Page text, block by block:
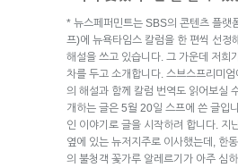
* 뉴스페퍼민트는 SBS의 콘텐츠 플랫
프)에 뉴욕타임스 칼럼을 한 편씩 선정
해설을 쓰고 있습니다. 그 가운데 저희
차를 두고 소개합니다. 스브스프리미
의 해설과 함께 칼럼 번역도 읽어보실
개하는 글은 5월 20일 스프에 쓴 글입
인 이야기로 글을 시작하려 합니다. 지
옆에 있는 뉴저지주로 이사했는데, 한
의 불청객 꽃가루 알레르기가 아주 심